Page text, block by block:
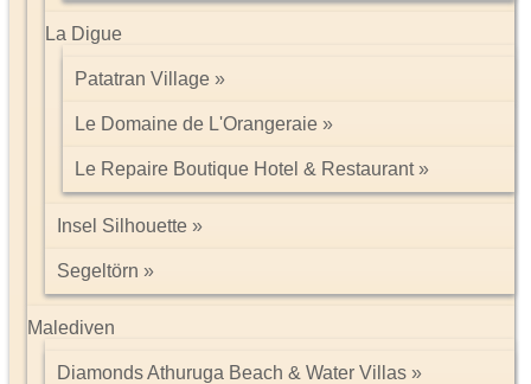
La Digue
Patatran Village
Le Domaine de L'Orangeraie
Le Repaire Boutique Hotel & Restaurant
Insel Silhouette
Segeltörn
Malediven
Diamonds Athuruga Beach & Water Villas